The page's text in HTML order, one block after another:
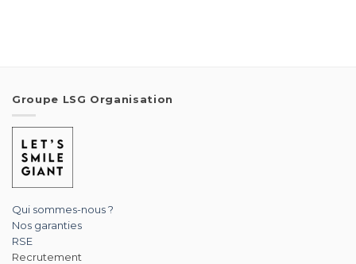
Groupe LSG Organisation
Qui sommes-nous ?
Nos garanties
RSE
Recrutement